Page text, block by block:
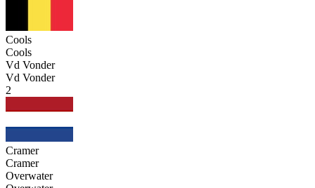
Cools
Cools
Vd Vonder
Vd Vonder
2
Cramer
Cramer
Overwater